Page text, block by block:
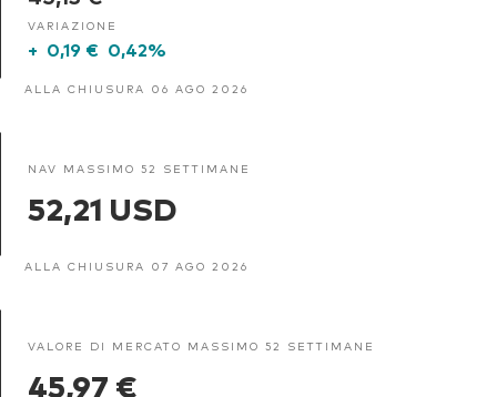
VARIAZIONE
+ 0,19 € 0,42%
ALLA CHIUSURA 06 AGO 2026
NAV MASSIMO 52 SETTIMANE
52,21 USD
ALLA CHIUSURA 07 AGO 2026
VALORE DI MERCATO MASSIMO 52 SETTIMANE
45,97 €